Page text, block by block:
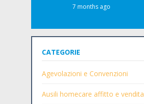
7 months ago
CATEGORIE
Agevolazioni e Convenzioni
Ausili homecare affitto e vendita